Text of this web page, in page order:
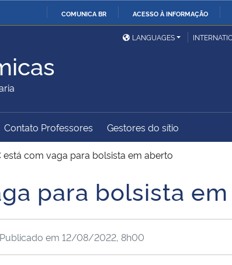
COMUNICA BR ACESSO À INFORMAÇÃO
da Defesa
Ministério das Relações
Exteriores
da Cidadania
do
Regional
Controladoria-Geral da
União
Geral da União Banco Central do Brasil
LANGUAGES
Contato Professores Gestores do sítio
está com vaga para bolsista em aberto
para bolsista
Publicado em 12/08/2022, 8h00